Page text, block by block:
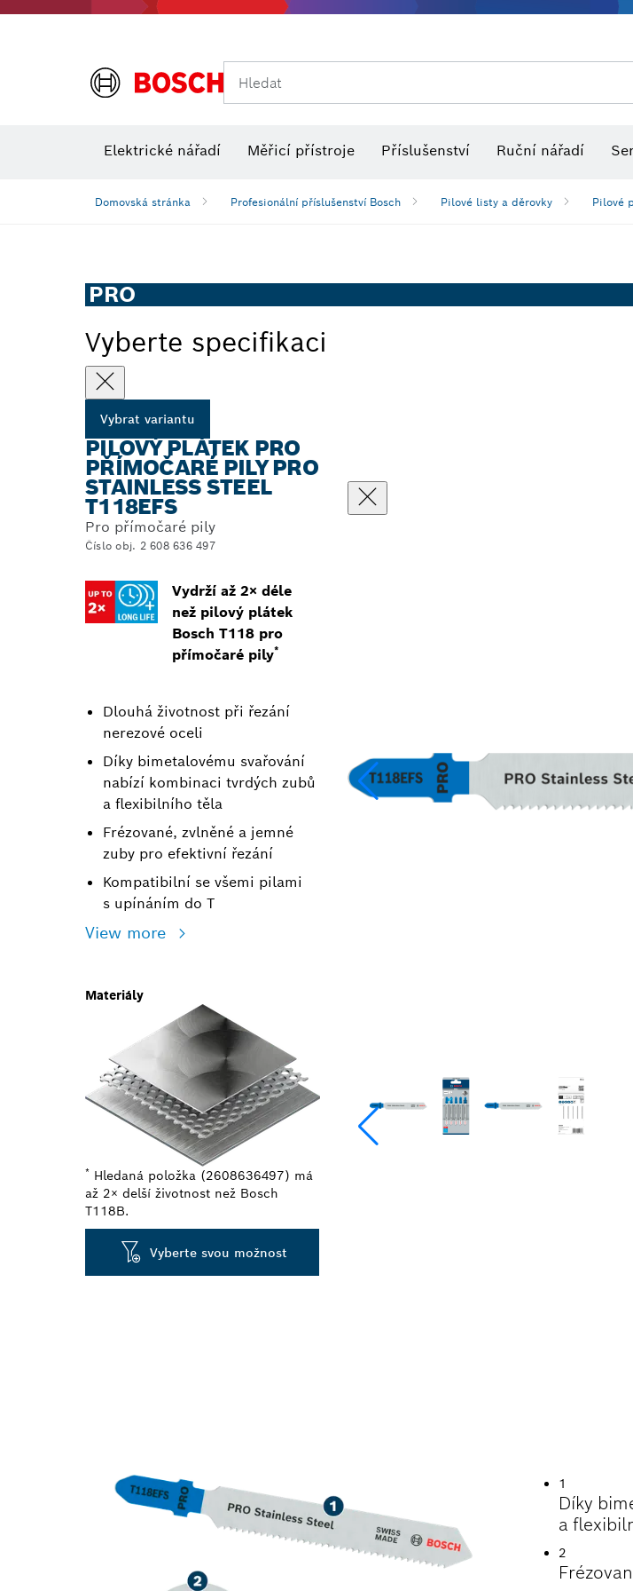
Hledat
Elektrické nářadí Měřicí přístroje Příslušenství Ruční nářadí
Domovská stránka Profesionální příslušenství Bosch Pilové listy a děrovky Pilové
PRO
Vyberte specifikaci
Vybrat variantu
PILOVÝ PLÁTEK PRO
PŘÍMOČARÉ PILY PRO
STAINLESS STEEL
T118EFS
Pro přímočaré pily
Číslo obj. 2 608 636 497
Vydrží až 2× déle
než pilový plátek
Bosch T118 pro
přímočaré pily*
Dlouhá životnost při řezání
nerezové oceli
Díky bimetalovému svařování
nabízí kombinaci tvrdých zubů
a flexibilního těla
Frézované, zvlněné a jemné
zuby pro efektivní řezání
Kompatibilní se všemi pilami
s upínáním do T
View more
Materiály
* Hledaná položka (2608636497) má
až 2× delší životnost než Bosch
T118B.
Vyberte svou možnost
1
Díky
a
2